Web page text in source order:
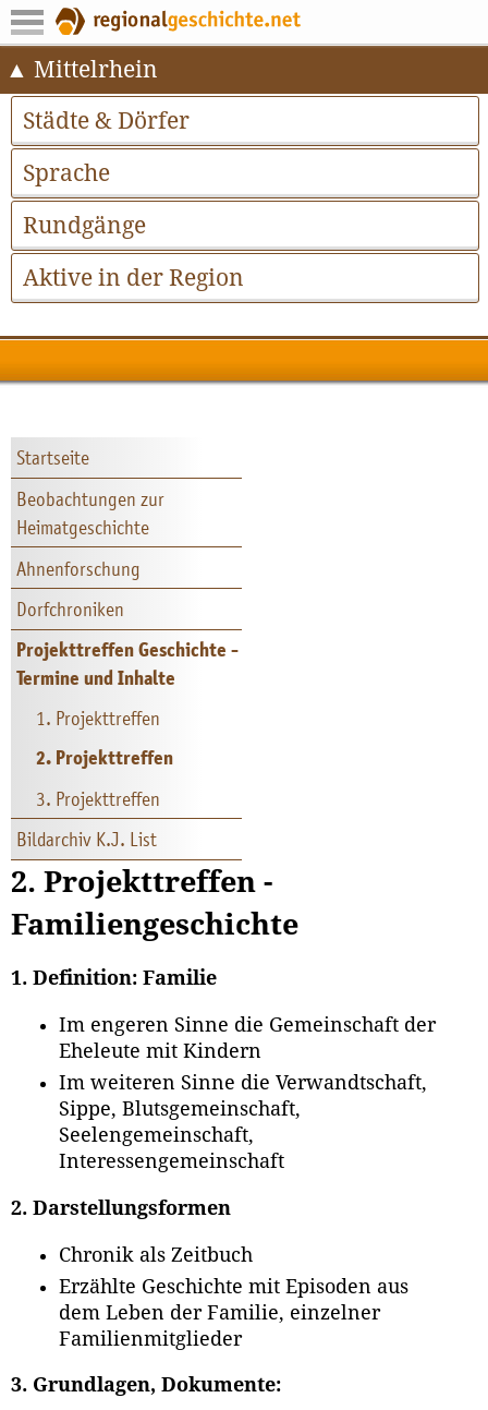
Mittelrhein
Städte & Dörfer
Sprache
Rundgänge
Aktive in der Region
Startseite
Beobachtungen zur
Heimatgeschichte
Ahnenforschung
Dorfchroniken
Projekttreffen Geschichte -
Termine und Inhalte
1. Projekttreffen
2. Projekttreffen
3. Projekttreffen
Bildarchiv K.J. List
2. Projekttreffen -
Familiengeschichte
1. Definition: Familie
Im engeren Sinne die Gemeinschaft der
Eheleute mit Kindern
Im weiteren Sinne die Verwandtschaft,
Sippe, Blutsgemeinschaft,
Seelengemeinschaft,
Interessengemeinschaft
2. Darstellungsformen
Chronik als Zeitbuch
Erzählte Geschichte mit Episoden aus
dem Leben der Familie, einzelner
Familienmitglieder
3. Grundlagen, Dokumente: